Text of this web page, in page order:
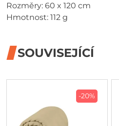
Rozměry: 60 x 120 cm
Hmotnost: 112 g
SOUVISEJÍCÍ
-20%